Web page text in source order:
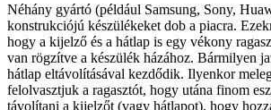
Néhány gyártó (például Samsung, Sony,
konstrukciójú készülékeket dob a piacra.
hogy a kijelző és a hátlap is egy vékony
van rögzítve a készülék házához. Bármilyen
hátlap eltávolításával kezdődik. Ilyenkor
felolvasztjuk a ragasztót, hogy utána finom
távolítani a kijelzőt (vagy hátlapot), hogy